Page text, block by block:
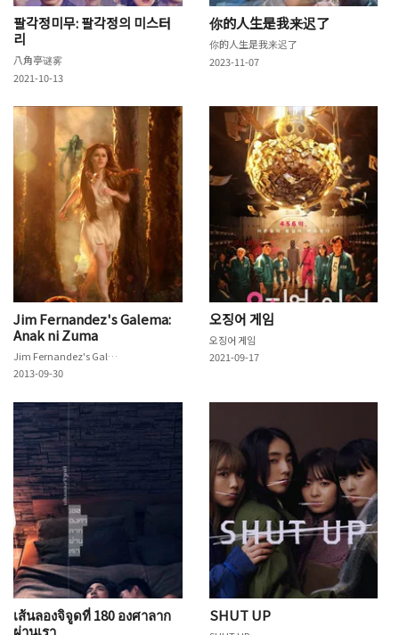
팔각정미무: 팔각정의 미스터
리
八角亭谜雾
2021-10-13
你的人生是我来迟了
你的人生是我来迟了
2023-11-07
Jim Fernandez's Galema:
Anak ni Zuma
Jim Fernandez's Galema: Anak ni Zuma
2013-09-30
오징어 게임
오징어 게임
2021-09-17
เส้นลองจิจูดที่ 180 องศาลาก
ผ่านเรา
SHUT UP